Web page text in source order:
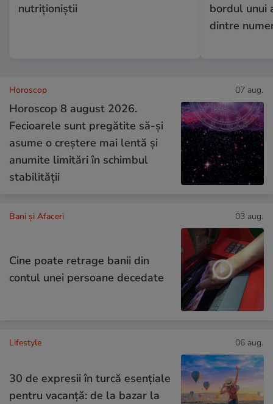
nutriționiștii
bordul unui
dintre
Horoscop 07 aug.
Horoscop 8 august 2026.
Fecioarele sunt pregătite să-și
asume o creștere mai lentă și
anumite limitări în schimbul
stabilității
Bani și Afaceri 03 aug.
Cine poate retrage banii din
contul unei persoane decedate
Lifestyle 06 aug.
30 de expresii în turcă esențiale
pentru vacanță: de la bazar la